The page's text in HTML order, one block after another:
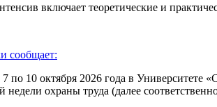
включает теоретические и
сообщает:
10 октября 2026 года в Университете
недели охраны труда (далее